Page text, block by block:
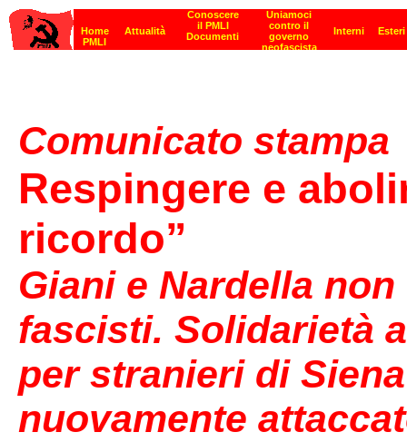
Comunicato stampa
Respingere e
ricordo”
Giani e Nardella
fascisti. Solidarietà
per stranieri di
nuovamente